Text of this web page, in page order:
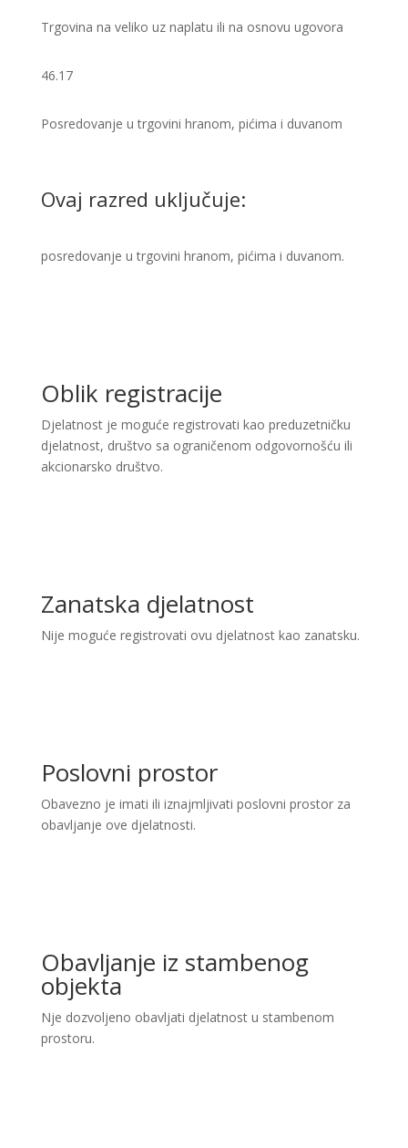
Trgovina na veliko uz naplatu ili na osnovu ugovora
46.17
Posredovanje u trgovini hranom, pićima i duvanom
Ovaj razred uključuje:
posredovanje u trgovini hranom, pićima i duvanom.
Oblik registracije
Djelatnost je moguće registrovati kao preduzetničku
djelatnost, društvo sa ograničenom odgovornošću ili
akcionarsko društvo.
Zanatska djelatnost
Nije moguće registrovati ovu djelatnost kao zanatsku.
Poslovni prostor
Obavezno je imati ili iznajmljivati poslovni prostor za
obavljanje ove djelatnosti.
Obavljanje iz stambenog
objekta
Nje dozvoljeno obavljati djelatnost u stambenom
prostoru.